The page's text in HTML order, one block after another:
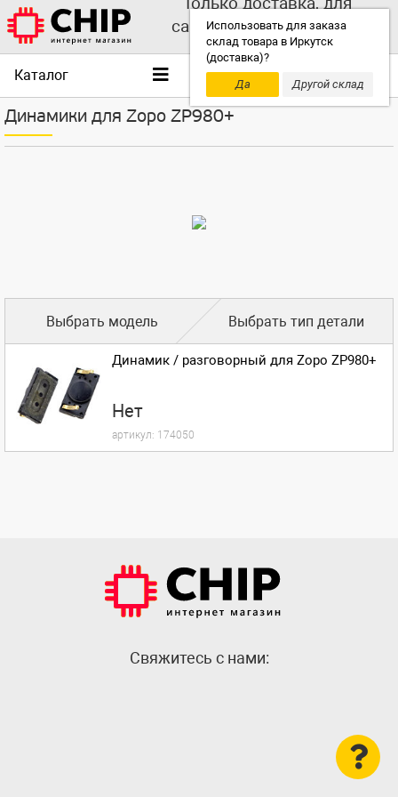
Использовать для заказа
склад товара в Иркутск
(доставка)?
Да
Другой склад
самовывоза выбирайте
другой склад!
Каталог
Динамики для Zopo ZP980+
Выбрать модель Выбрать тип детали
Динамик / разговорный для Zopo ZP980+
Нет
артикул: 174050
Cвяжитесь с нами: